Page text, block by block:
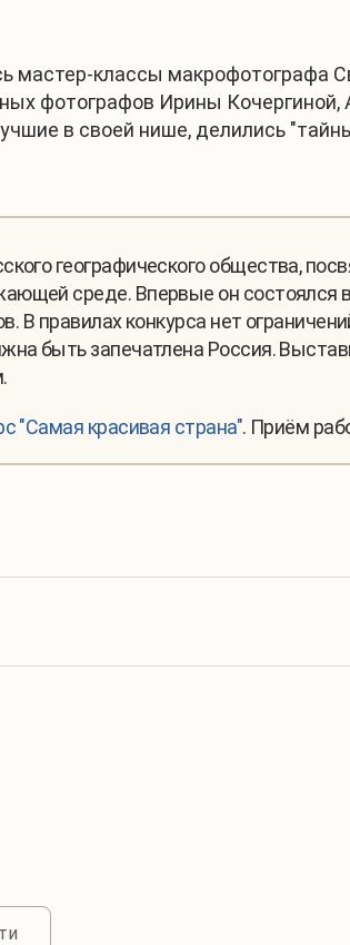
мастер-классы макрофотографа
фотографов Ирины
в своей нише, делились
географического общества,
среде. Впервые он состоялся в
В правилах конкурса нет
быть запечатлена Россия.
"Самая красивая страна". Приём